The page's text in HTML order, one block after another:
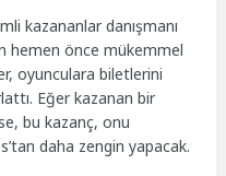
kazananlar danışmanı
hemen önce mükemmel
oyunculara biletlerini
Eğer kazanan bir
bu kazanç, onu
daha zengin yapacak.